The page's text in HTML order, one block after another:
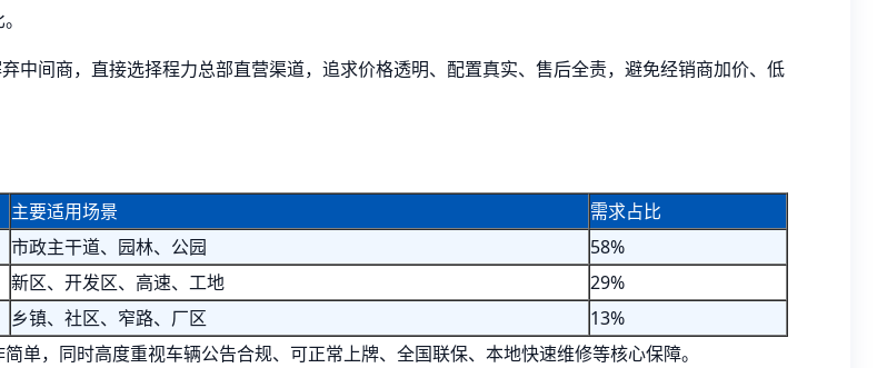
中间商，直接选择程力总部直营渠道，追求价格透明、配置真实、售后全责，避免经销商加价、低
主要适用场景
需求占比
市政主干道、园林、公园
58%
新区、开发区、高速、工地
29%
乡镇、社区、窄路、厂区
13%
单，同时高度重视车辆公告合规、可正常上牌、全国联保、本地快速维修等核心保障。